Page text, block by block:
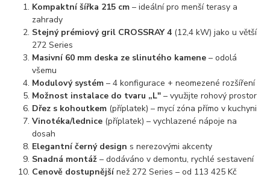
Kompaktní šířka 215 cm – ideální pro menší terasy a
zahrady
Stejný prémiový gril CROSSRAY 4 (12,4 kW) jako u větší
272 Series
Masivní 60 mm deska ze slinutého kamene – odolá
všemu
Modulový systém – 4 konfigurace + neomezené rozšíření
Možnost instalace do tvaru „L" – využijte rohový prostor
Dřez s kohoutkem (příplatek) – mycí zóna přímo v kuchyni
Vinotéka/lednice (příplatek) – vychlazené nápoje na
dosah
Elegantní černý design s nerezovými akcenty
Snadná montáž – dodáváno v demontu, rychlé sestavení
Cenově dostupnějšínež 272 Series – od 113 425 Kč